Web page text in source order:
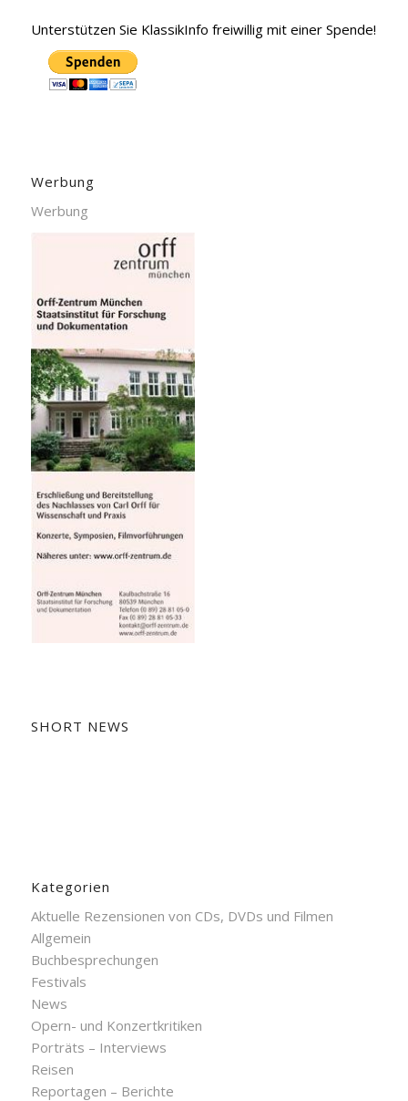
Unterstützen Sie KlassikInfo freiwillig mit einer Spende!
Werbung
Werbung
SHORT NEWS
Kategorien
Aktuelle Rezensionen von CDs, DVDs und Filmen
Allgemein
Buchbesprechungen
Festivals
News
Opern- und Konzertkritiken
Porträts – Interviews
Reisen
Reportagen – Berichte